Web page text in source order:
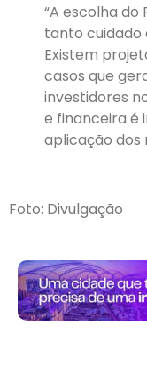
“A escolha
tanto cuidado
Existem
casos que
investidores
e financeira é
aplicação dos
Foto: Divulgação